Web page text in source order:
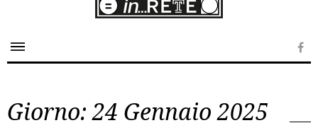
Giorno:24 Gennaio 2025